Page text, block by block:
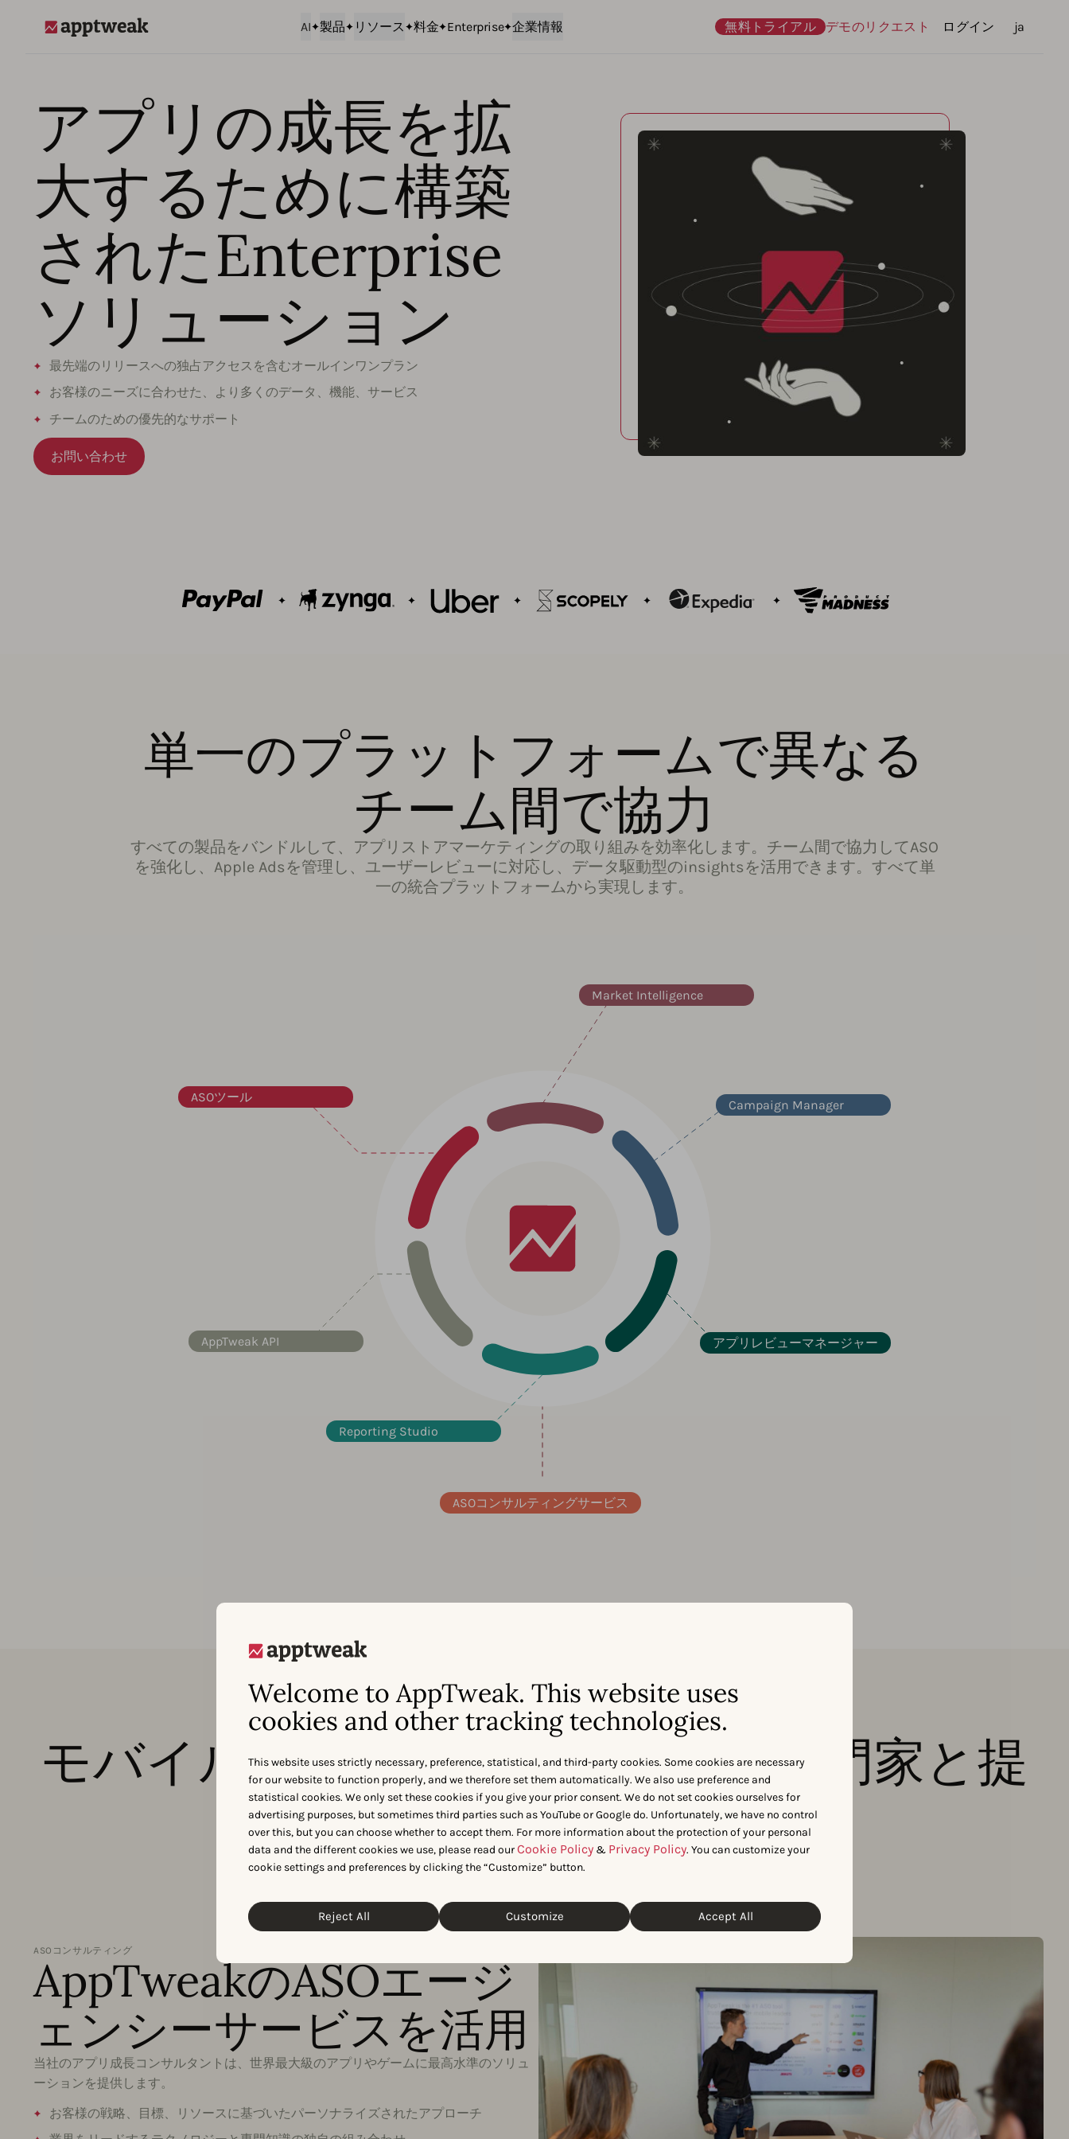
Welcome to AppTweak. This website uses
cookies and other tracking technologies.
This website uses strictly necessary, preference, statistical, and third-party cookies. Some cookies are necessary
for our website to function properly, and we therefore set them automatically. We also use preference and
statistical cookies. We only set these cookies if you give your prior consent. We do not set cookies ourselves for
advertising purposes, but sometimes third parties such as YouTube or Google do. Unfortunately, we have no control
over this, but you can choose whether to accept them. For more information about the protection of your personal
data and the different cookies we use, please read ourCookie Policy & Privacy Policy. You can customize your
cookie settings and preferences by clicking the “Customize” button.
Reject All Customize Accept All
AI 製品 リソース 料金 Enterprise 企業情報 無料トライアル デモのリクエスト ログイン 言語
ja
アプリの成長を拡
大するために構築
されたEnterprise
ソリューション
最先端のリリースへの独占アクセスを含むオールインワンプラン
お客様のニーズに合わせた、より多くのデータ、機能、サービス
チームのための優先的なサポート
お問い合わせ
単一のプラットフォームで異なる
チーム間で協力
すべての製品をバンドルして、アプリストアマーケティングの取り組みを効率化します。チーム間で協力してASO
を強化し、Apple Adsを管理し、ユーザーレビューに対応し、データ駆動型のinsightsを活用できます。すべて単
一の統合プラットフォームから実現します。
ASOツール
Market Intelligence
Campaign Manager
アプリレビューマネージャー
Reporting Studio
AppTweak API
ASOコンサルティングサービス
モバイル業界のトップクラスの専門家と提
携
ASOコンサルティング
AppTweakのASOエージ
ェンシーサービスを活用
当社のアプリ成長コンサルタントは、世界最大級のアプリやゲームに最高水準のソリュ
ーションを提供します。
お客様の戦略、目標、リソースに基づいたパーソナライズされたアプローチ